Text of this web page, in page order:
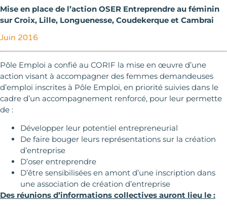
Mise en place de l’action OSER Entreprendre au féminin
sur Croix, Lille, Longuenesse, Coudekerque et Cambrai
Juin 2016
Pôle Emploi a confié au CORIF la mise en œuvre d’une
action visant à accompagner des femmes demandeuses
d’emploi inscrites à Pôle Emploi, en priorité suivies dans le
cadre d’un accompagnement renforcé, pour leur permette
de :
Développer leur potentiel entrepreneurial
De faire bouger leurs représentations sur la création
d’entreprise
D’oser entreprendre
D’être sensibilisées en amont d’une inscription dans
une association de création d’entreprise
Des réunions d’informations collectives auront lieu le :